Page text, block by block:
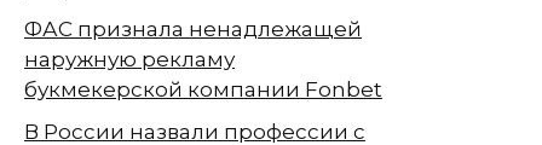
ФАС признала ненадлежащей
наружную рекламу
букмекерской компании Fonbet
В России назвали профессии с